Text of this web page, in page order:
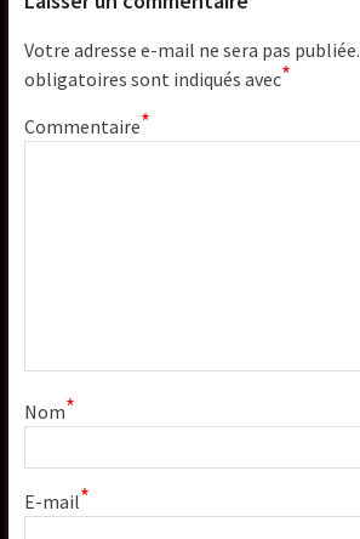
Votre adresse e-mail ne sera pas publiée.
obligatoires sont indiqués avec*
Commentaire*
Nom*
E-mail*